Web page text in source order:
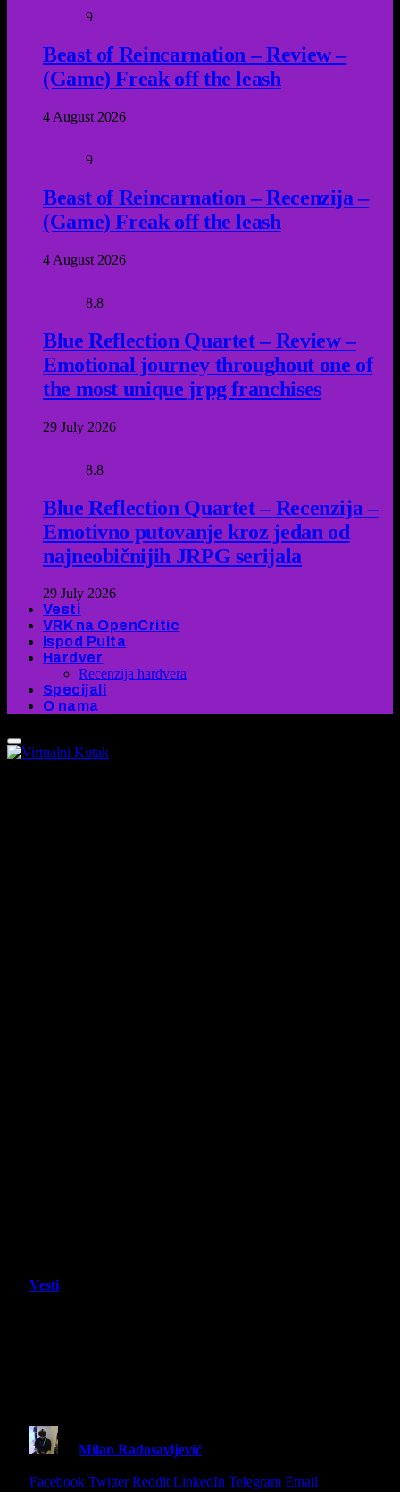
9
Beast of Reincarnation – Review –
(Game) Freak off the leash
4 August 2026
9
Beast of Reincarnation – Recenzija –
(Game) Freak off the leash
4 August 2026
8.8
Blue Reflection Quartet – Review –
Emotional journey throughout one of
the most unique jrpg franchises
29 July 2026
8.8
Blue Reflection Quartet – Recenzija –
Emotivno putovanje kroz jedan od
najneobičnijih JRPG serijala
29 July 2026
Vesti
VRK na OpenCritic
Ispod Pulta
Hardver
Recenzija hardvera
Specijali
O nama
Vesti
Milan Radosavljević
Facebook Twitter Reddit LinkedIn Telegram Email